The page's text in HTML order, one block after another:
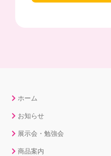
ホーム
お知らせ
展示会・勉強会
商品案内